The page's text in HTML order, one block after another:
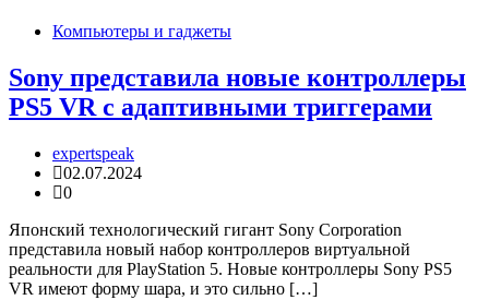
Компьютеры и гаджеты
Sony представила новые контроллеры
PS5 VR с адаптивными триггерами
expertspeak
02.07.2024
0
Японский технологический гигант Sony Corporation
представила новый набор контроллеров виртуальной
реальности для PlayStation 5. Новые контроллеры Sony PS5
VR имеют форму шара, и это сильно […]